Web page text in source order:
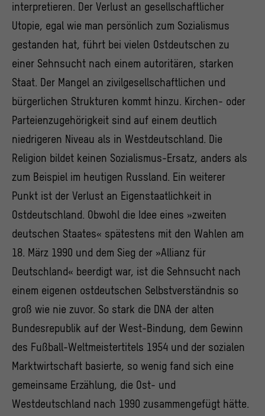
interpretieren. Der Verlust an gesellschaftlicher
Utopie, egal wie man persönlich zum Sozialismus
gestanden hat, führt bei vielen Ostdeutschen zu
einer Sehnsucht nach einem autoritären, starken
Staat. Der Mangel an zivilgesellschaftlichen und
bürgerlichen Strukturen kommt hinzu. Kirchen- oder
Parteienzugehörigkeit sind auf einem deutlich
niedrigeren Niveau als in Westdeutschland. Die
Religion bildet keinen Sozialismus-Ersatz, anders als
zum Beispiel im heutigen Russland. Ein weiterer
Punkt ist der Verlust an Eigenstaatlichkeit in
Ostdeutschland. Obwohl die Idee eines »zweiten
deutschen Staates« spätestens mit den Wahlen am
18. März 1990 und dem Sieg der »Allianz für
Deutschland« beerdigt war, ist die Sehnsucht nach
einem eigenen ostdeutschen Selbstverständnis so
groß wie nie zuvor. So stark die DNA der alten
Bundesrepublik auf der West-Bindung, dem Gewinn
des Fußball-Weltmeistertitels 1954 und der sozialen
Marktwirtschaft basierte, so wenig fand sich eine
gemeinsame Erzählung, die Ost- und
Westdeutschland nach 1990 zusammengefügt hätte.